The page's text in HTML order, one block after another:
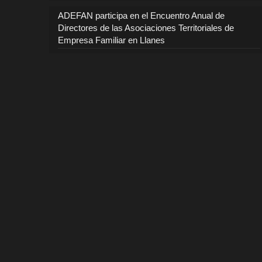
ADEFAN participa en el Encuentro Anual de
Directores de las Asociaciones Territoriales de
Empresa Familiar en Llanes